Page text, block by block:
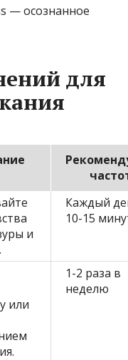
— осознанное
для
и
Каждый
10-15
или
1-2 раза в
неделю